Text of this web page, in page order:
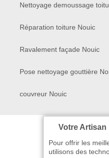
Nettoyage demoussage
Réparation toiture Nouic
Ravalement façade Nouic
Pose nettoyage gouttière
couvreur Nouic
Votre
Pour offrir les
utilisons des